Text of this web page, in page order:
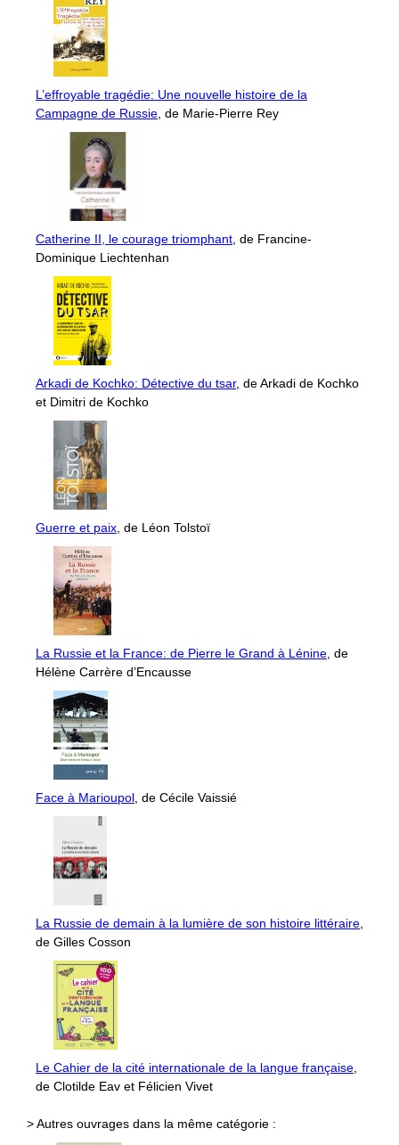
L’effroyable tragédie: Une nouvelle histoire de la
Campagne de Russie , de Marie-Pierre Rey
Catherine II, le courage triomphant , de Francine-
Dominique Liechtenhan
Arkadi de Kochko: Détective du tsar, de Arkadi de Kochko
et Dimitri de Kochko
Guerre et paix , de Léon Tolstoï
La Russie et la France: de Pierre le Grand à Lénine , de
Hélène Carrère d’Encausse
Face à Marioupol , de Cécile Vaissié
La Russie de demain à la lumière de son histoire littéraire
de Gilles Cosson
Le Cahier de la cité internationale de la langue française
de Clotilde Eav et Félicien Vivet
> Autres ouvrages dans la même catégorie :